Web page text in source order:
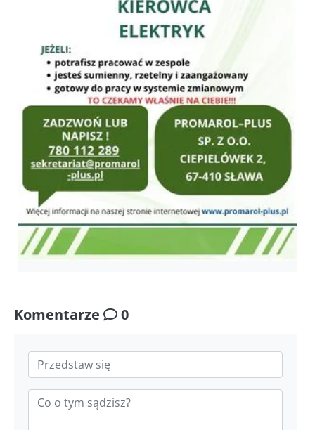
Komentarze 0